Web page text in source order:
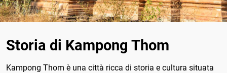
Storia di Kampong Thom
Kampong Thom è una città ricca di storia e cultura situata